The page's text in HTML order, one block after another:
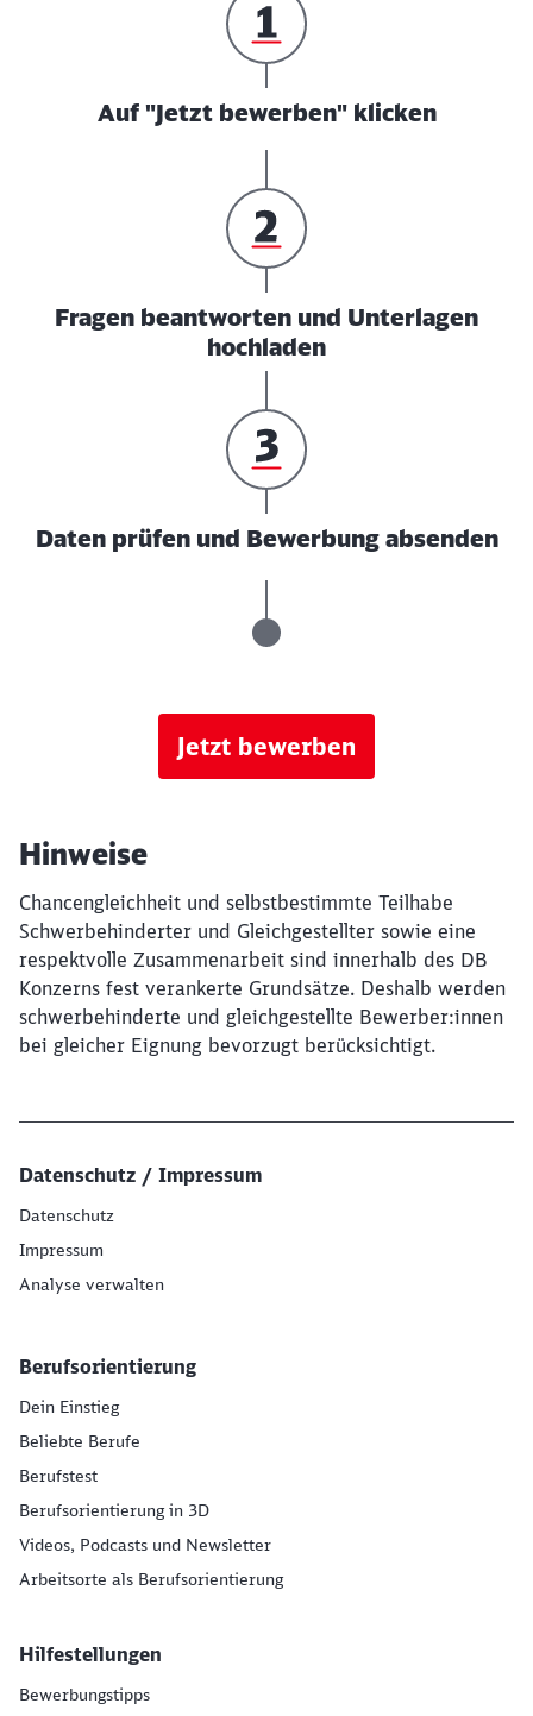
Auf "Jetzt bewerben" klicken
Fragen beantworten und Unterlagen
hochladen
Daten prüfen und Bewerbung absenden
Jetzt bewerben
Hinweise
Chancengleichheit und selbstbestimmte Teilhabe
Schwerbehinderter und Gleichgestellter sowie eine
respektvolle Zusammenarbeit sind innerhalb des DB
Konzerns fest verankerte Grundsätze. Deshalb werden
schwerbehinderte und gleichgestellte Bewerber:innen
bei gleicher Eignung bevorzugt berücksichtigt.
Datenschutz / Impressum
Datenschutz
Impressum
Analyse verwalten
Berufsorientierung
Dein Einstieg
Beliebte Berufe
Berufstest
Berufsorientierung in 3D
Videos, Podcasts und Newsletter
Arbeitsorte als Berufsorientierung
Hilfestellungen
Bewerbungstipps